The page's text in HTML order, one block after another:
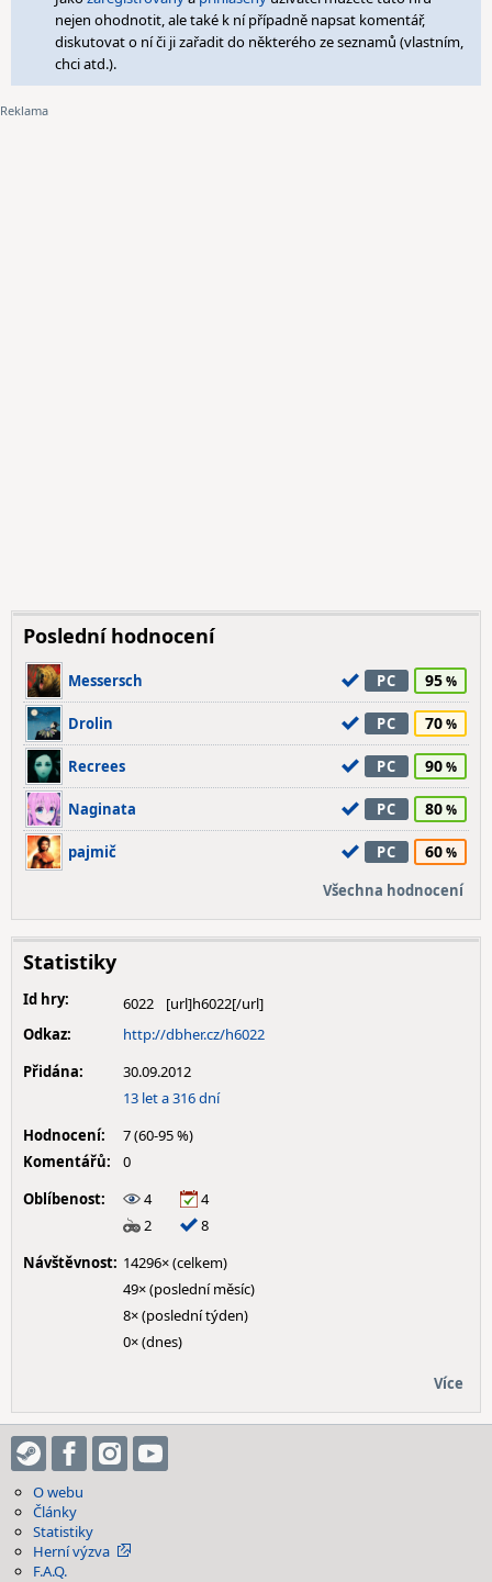
nejen ohodnotit, ale také k ní případně napsat komentář,
diskutovat o ní či ji zařadit do některého ze seznamů (vlastním,
chci atd.).
Poslední hodnocení
Messersch PC 95
Drolin PC 70
Recrees PC 90
Naginata PC 80
pajmič PC 60
Všechna hodnocení
Statistiky
Id hry:
6022
Odkaz:
http://dbher.cz/h6022
Přidána:
30.09.2012
13 let a 316 dní
Hodnocení:
7 (60-95 %)
Komentářů:
0
Oblíbenost:
4
4
2
8
Návštěvnost: 14296× (celkem)
49× (poslední měsíc)
8× (poslední týden)
0× (dnes)
Více
O webu
Články
Statistiky
Herní výzva
F.A.Q.